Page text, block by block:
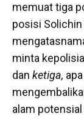
memuat tiga
posisi Solichin
minta
dan ketiga,
alam